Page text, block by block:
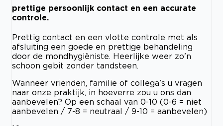
prettige persoonlijk contact en een accurate
controle.
Prettig contact en een vlotte controle met als
afsluiting een goede en prettige behandeling
door de mondhygiëniste. Heerlijke weer zo'n
schoon gebit zonder tandsteen.
Wanneer vrienden, familie of collega’s u vragen
naar onze praktijk, in hoeverre zou u ons dan
aanbevelen? Op een schaal van 0-10 (0-6 = niet
aanbevelen / 7-8 = neutraal / 9-10 = aanbevelen)